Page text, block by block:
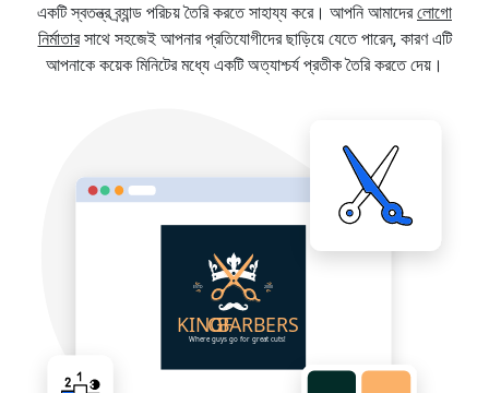
একটি স্বতন্ত্র ব্র্যান্ড পরিচয় তৈরি করতে সাহায্য করে। আপনি আমাদেরলোগো
নির্মাতারসাথে সহজেই আপনার প্রতিযোগীদের ছাড়িয়ে যেতে পারেন, কারণ এটি
আপনাকে কয়েক মিনিটের মধ্যে একটি অত্যাশ্চর্য প্রতীক তৈরি করতে দেয়।